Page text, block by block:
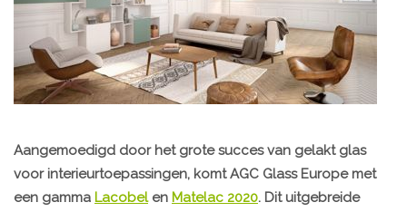
Aangemoedigd door het grote succes van gelakt glas
voor interieurtoepassingen, komt AGC Glass Europe met
een gamma Lacobelen Matelac 2020. Dit uitgebreide